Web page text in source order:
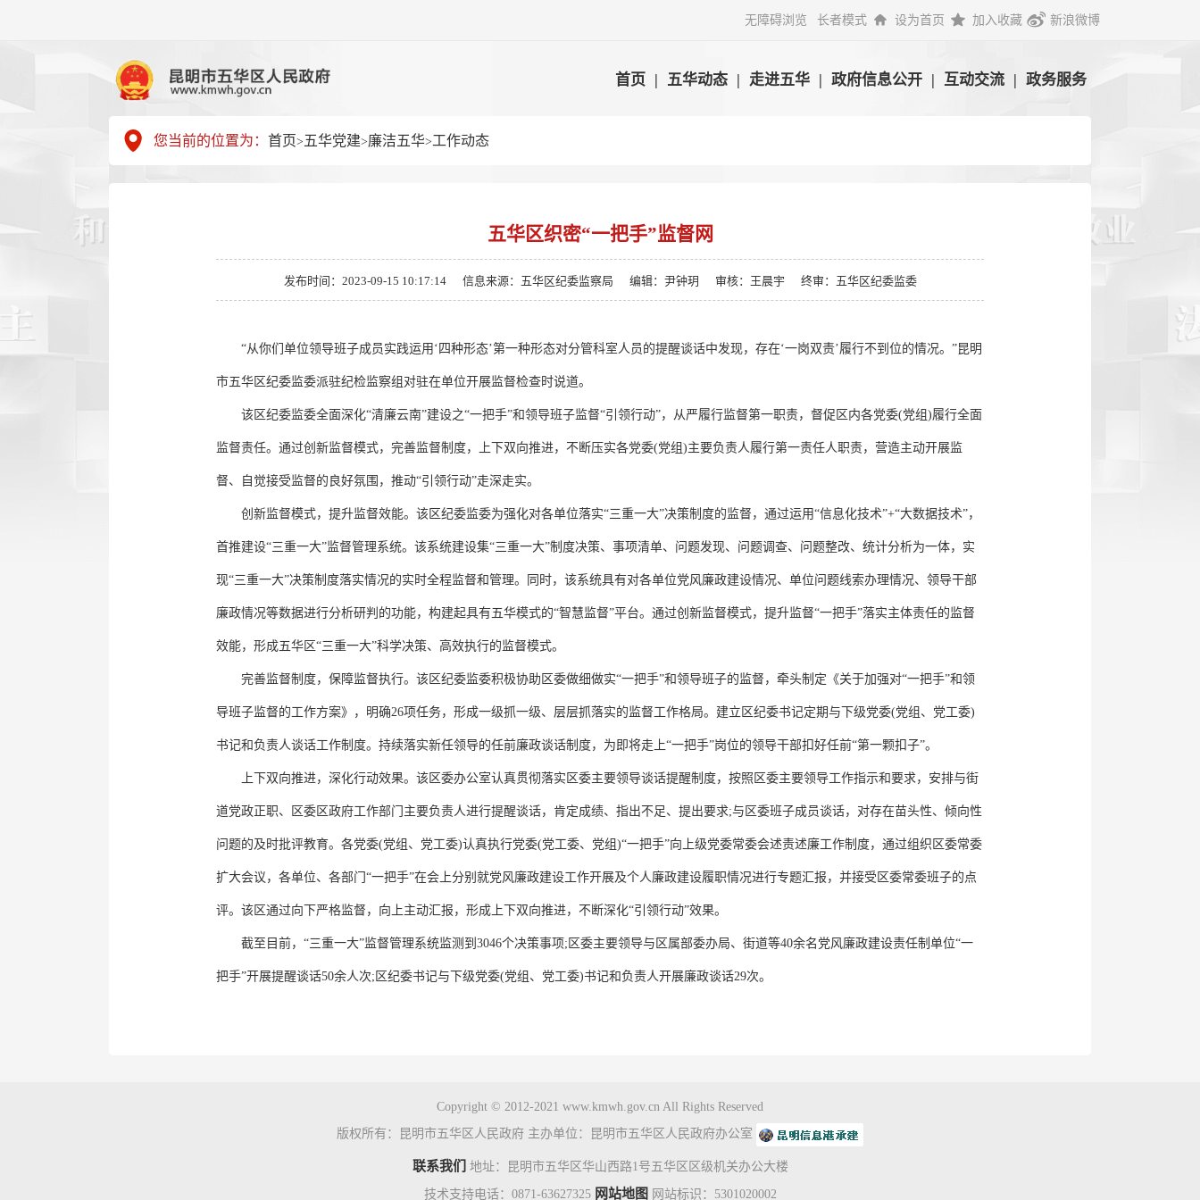
无障碍浏览 长者模式 设为首页 加入收藏 新浪微博
首页 | 五华动态 | 走进五华 | 政府信息公开 | 互动交流 | 政务服务
您当前的位置为： 首页> 五华党建>廉洁五华>工作动态
五华区织密“一把手”监督网
发布时间：2023-09-15 10:17:14 信息来源：五华区纪委监察局 编辑：尹钟玥 审核：王晨宇 终审：五华区纪委监委
“从你们单位领导班子成员实践运用‘四种形态’第一种形态对分管科室人员的提醒谈话中发现，存在‘一岗双责’履行不到位的情况。”昆明
市五华区纪委监委派驻纪检监察组对驻在单位开展监督检查时说道。
该区纪委监委全面深化“清廉云南”建设之“一把手”和领导班子监督“引领行动”，从严履行监督第一职责，督促区内各党委(党组)履行全面
监督责任。通过创新监督模式，完善监督制度，上下双向推进，不断压实各党委(党组)主要负责人履行第一责任人职责，营造主动开展监
督、自觉接受监督的良好氛围，推动“引领行动”走深走实。
创新监督模式，提升监督效能。该区纪委监委为强化对各单位落实“三重一大”决策制度的监督，通过运用“信息化技术”+“大数据技术”，
首推建设“三重一大”监督管理系统。该系统建设集“三重一大”制度决策、事项清单、问题发现、问题调查、问题整改、统计分析为一体，实
现“三重一大”决策制度落实情况的实时全程监督和管理。同时，该系统具有对各单位党风廉政建设情况、单位问题线索办理情况、领导干部
廉政情况等数据进行分析研判的功能，构建起具有五华模式的“智慧监督”平台。通过创新监督模式，提升监督“一把手”落实主体责任的监督
效能，形成五华区“三重一大”科学决策、高效执行的监督模式。
完善监督制度，保障监督执行。该区纪委监委积极协助区委做细做实“一把手”和领导班子的监督，牵头制定《关于加强对“一把手”和领
导班子监督的工作方案》，明确26项任务，形成一级抓一级、层层抓落实的监督工作格局。建立区纪委书记定期与下级党委(党组、党工委)
书记和负责人谈话工作制度。持续落实新任领导的任前廉政谈话制度，为即将走上“一把手”岗位的领导干部扣好任前“第一颗扣子”。
上下双向推进，深化行动效果。该区委办公室认真贯彻落实区委主要领导谈话提醒制度，按照区委主要领导工作指示和要求，安排与街
道党政正职、区委区政府工作部门主要负责人进行提醒谈话，肯定成绩、指出不足、提出要求;与区委班子成员谈话，对存在苗头性、倾向性
问题的及时批评教育。各党委(党组、党工委)认真执行党委(党工委、党组)“一把手”向上级党委常委会述责述廉工作制度，通过组织区委常委
扩大会议，各单位、各部门“一把手”在会上分别就党风廉政建设工作开展及个人廉政建设履职情况进行专题汇报，并接受区委常委班子的点
评。该区通过向下严格监督，向上主动汇报，形成上下双向推进，不断深化“引领行动”效果。
截至目前，“三重一大”监督管理系统监测到3046个决策事项;区委主要领导与区属部委办局、街道等40余名党风廉政建设责任制单位“一
把手”开展提醒谈话50余人次;区纪委书记与下级党委(党组、党工委)书记和负责人开展廉政谈话29次。
Copyright © 2012-2021 www.kmwh.gov.cn All Rights Reserved
版权所有：昆明市五华区人民政府 主办单位：昆明市五华区人民政府办公室
联系我们 地址：昆明市五华区华山西路1号五华区区级机关办公大楼
技术支持电话：0871-63627325 网站地图 网站标识：5301020002